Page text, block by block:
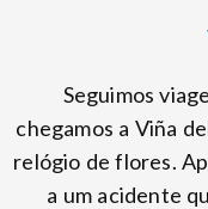
Seguimos
chegamos a Viña
relógio de flores.
a um acidente